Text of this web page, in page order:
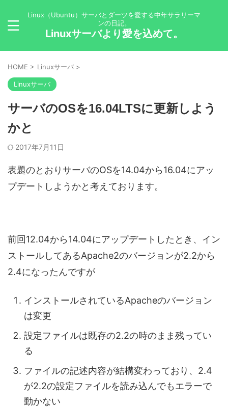
Linux（Ubuntu）サーバとダーツを愛する中年サラリーマ
ンの日記。
Linuxサーバより愛を込めて。
HOME > Linuxサーバ >
Linuxサーバ
サーバのOSを16.04LTSに更新しよう
かと
2017年7月11日
表題のとおりサーバのOSを14.04から16.04にアッ
プデートしようかと考えております。
前回12.04から14.04にアップデートしたとき、イン
ストールしてあるApache2のバージョンが2.2から
2.4になったんですが
インストールされているApacheのバージョン
は変更
設定ファイルは既存の2.2の時のまま残ってい
る
ファイルの記述内容が結構変わっており、2.4
が2.2の設定ファイルを読み込んでもエラーで
動かない